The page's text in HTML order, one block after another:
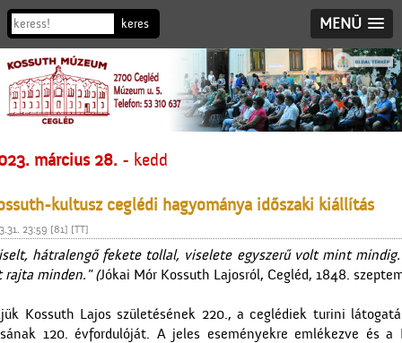
MENÜ
március 28. - kedd
kultusz ceglédi hagyománya időszaki kiállítás
23:59 [81] [TT]
hátralengő fekete tollal, viselete egyszerű volt mint
rajta minden." (Jókai Mór Kossuth Lajosról, Cegléd, 1848.
Kossuth Lajos születésének 220., a ceglédiek turini
120. évfordulóját. A jeles eseményekre emlékezve és a